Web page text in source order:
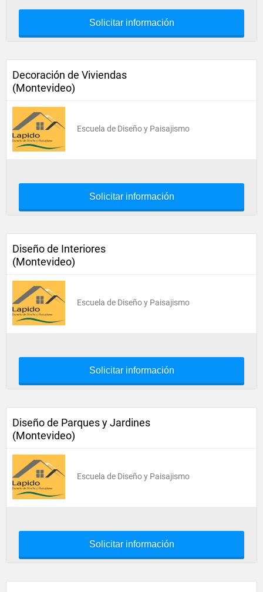
Solicitar información
Decoración de Viviendas
(Montevideo)
Escuela de Diseño y Paisajismo
Solicitar información
Diseño de Interiores
(Montevideo)
Escuela de Diseño y Paisajismo
Solicitar información
Diseño de Parques y Jardines
(Montevideo)
Escuela de Diseño y Paisajismo
Solicitar información